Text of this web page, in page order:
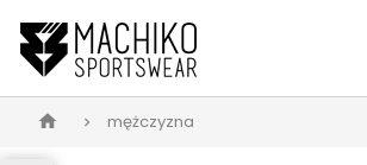
home mężczyzna